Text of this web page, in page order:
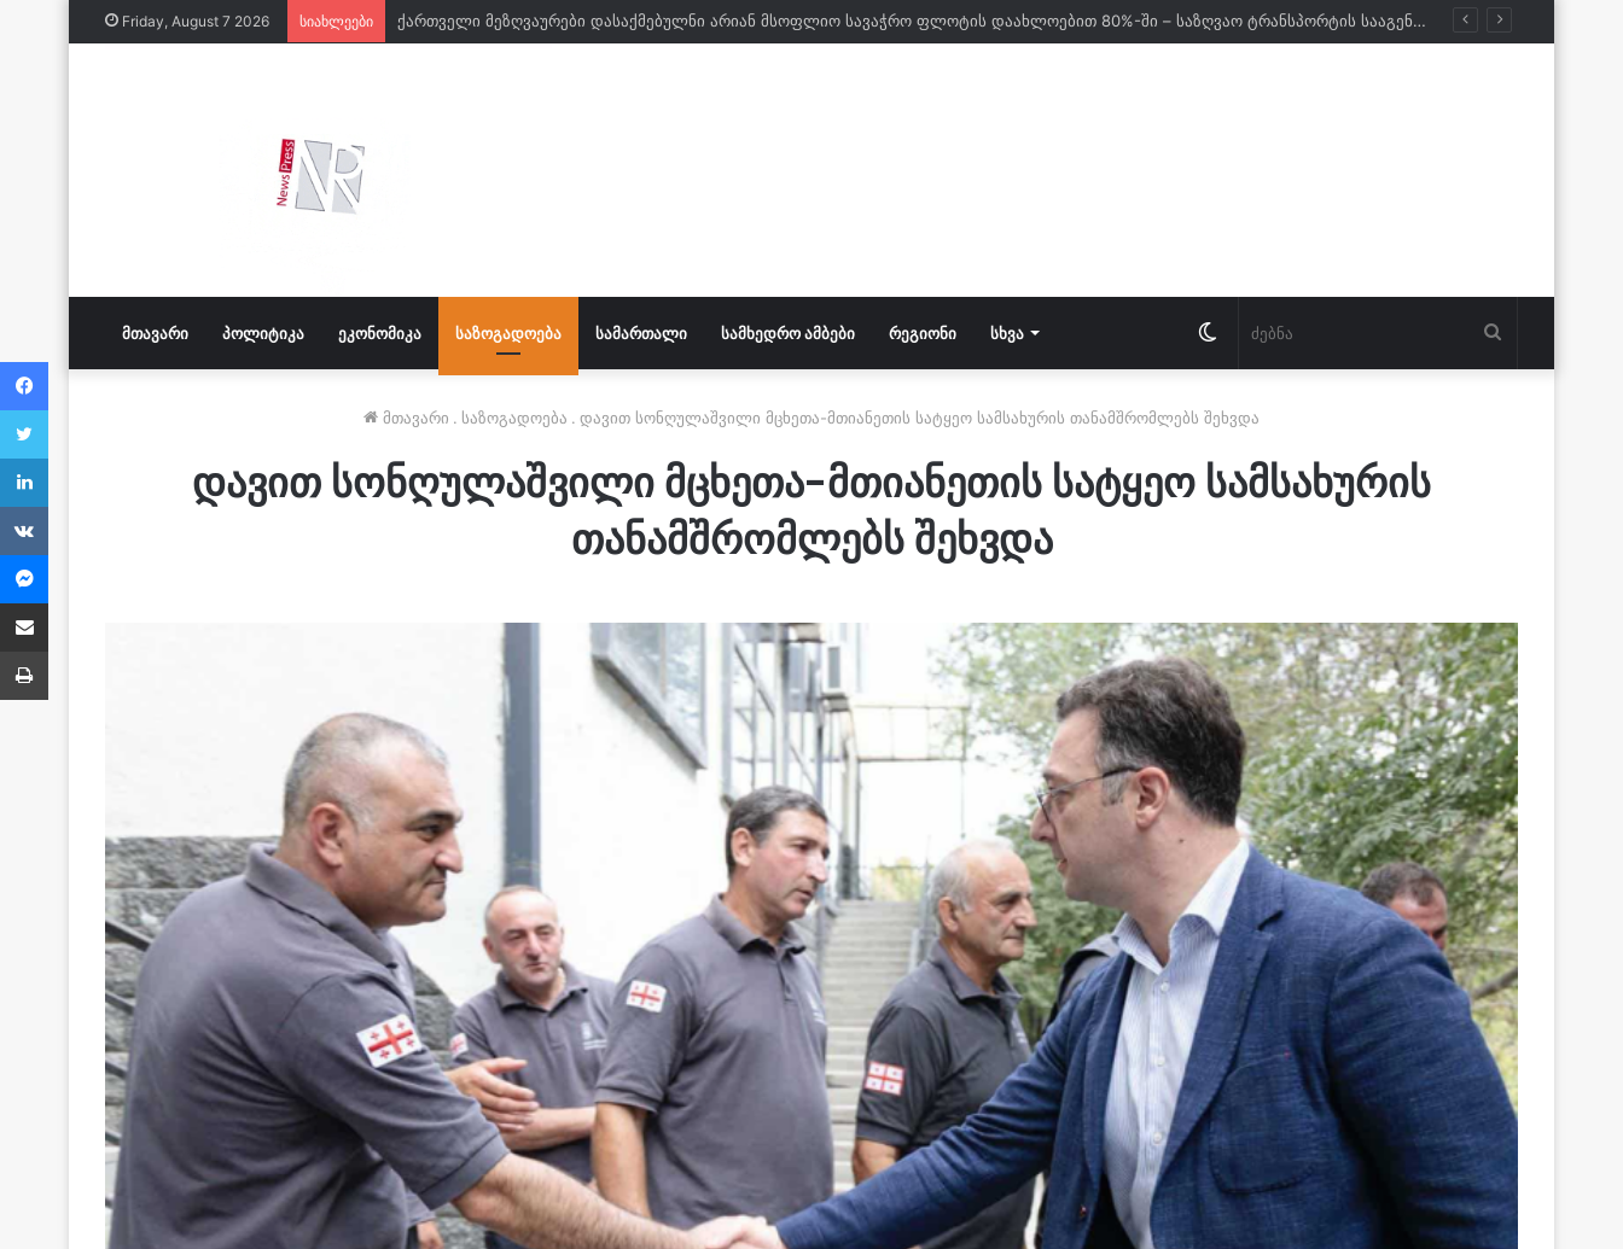
Friday, August 7 2026 სიახლეები ქართველი მეზღვაურები დასაქმებულნი არიან მსოფლიო სავაჭრო ფლოტის დაახლოებით 80%-ში – საზღვაო ტრანსპორტის სააგენტოს დირექტორი
ᲛᲗᲐᲕᲐᲠᲘ ᲞᲝᲚᲘᲢᲘᲙᲐ ᲔᲙᲝᲜᲝᲛᲘᲙᲐ ᲡᲐᲖᲝᲒᲐᲓᲝᲔᲑᲐ ᲡᲐᲛᲐᲠᲗᲐᲚᲘ ᲡᲐᲛᲮᲔᲓᲠᲝ ᲐᲛᲑᲔᲑᲘ ᲠᲔᲒᲘᲝᲜᲘ ᲡᲮᲕᲐ Switch
skin
მთავარი . საზოგადოება . დავით სონღულაშვილი მცხეთა-მთიანეთის სატყეო სამსახურის თანამშრომლებს შეხვდა
დავით სონღულაშვილი მცხეთა-მთიანეთის სატყეო სამსახურის
თანამშრომლებს შეხვდა
Facebook
Twitter
LinkedIn
VKontakte
Messenger
Share via Email